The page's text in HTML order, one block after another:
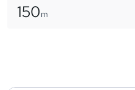
150m